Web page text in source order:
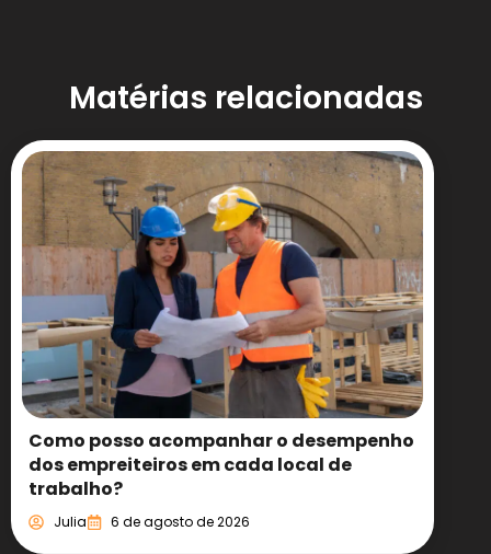
Matérias relacionadas
Como posso acompanhar o desempenho
dos empreiteiros em cada local de
trabalho?
Julia 6 de agosto de 2026